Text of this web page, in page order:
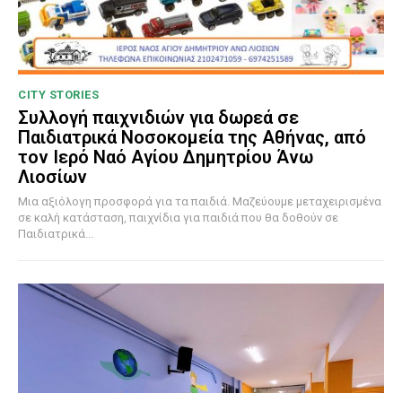
CITY STORIES
Συλλογή παιχνιδιών για δωρεά σε
Παιδιατρικά Νοσοκομεία της Αθήνας, από
τον Ιερό Ναό Αγίου Δημητρίου Άνω
Λιοσίων
Μια αξιόλογη προσφορά για τα παιδιά. Μαζεύουμε μεταχειρισμένα
σε καλή κατάσταση, παιχνίδια για παιδιά που θα δοθούν σε
Παιδιατρικά...